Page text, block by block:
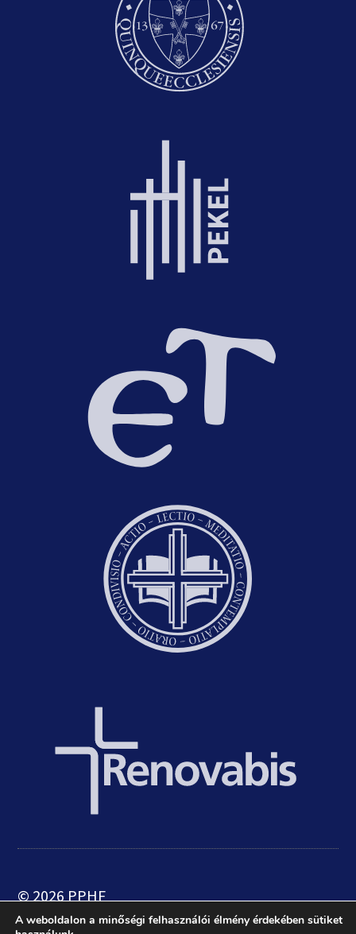
© 2026 PPHF
A weboldalon a minőségi felhasználói élmény érdekében sütiket